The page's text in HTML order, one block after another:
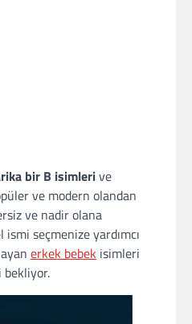
bir B isimlerive
ve modern olandan
ve nadir olana
seçmenize yardımcı
erkek bebek isimleri
bekliyor.